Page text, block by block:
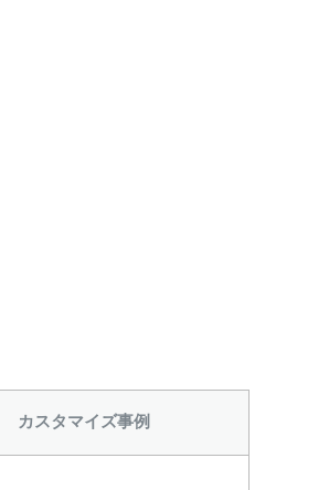
カスタマイズ事例